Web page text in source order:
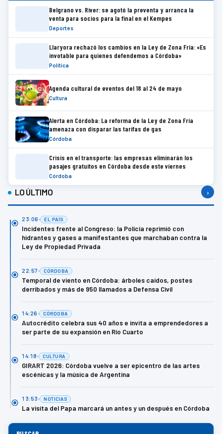
Belgrano vs. River: se agotó la preventa y arranca la
venta para socios para la final en el Kempes
Deportes
Llaryora rechazó los cambios en la Ley de Zona Fría: «Es
invotable para quienes defendemos a Córdoba»
Política
Agenda cultural de eventos del 18 al 24 de mayo
Cultura
Alerta en Córdoba: La reforma de la Ley de Zona Fría
amenaza con disparar las tarifas de gas
Córdoba
Crisis en el transporte: las empresas eliminarán los
pasajes gratuitos en Córdoba desde este viernes
Córdoba
LO ÚLTIMO ›
23:06 EL PAÍS
Incidentes frente al Congreso: la Policía reprimió con
hidrantes y gases a manifestantes que marchaban contra la
Ley de Propiedad Privada
22:57 CÓRDOBA
Temporal de viento en Córdoba: árboles caídos, postes
derribados y más de 950 llamados a Defensa Civil
14:26 CÓRDOBA
Autocrédito celebra sus 40 años e invita a emprendedores a
ser parte de su expansión en Río Cuarto
14:18 CULTURA
GIRART 2026: Córdoba vuelve a ser epicentro de las artes
escénicas y la música de Argentina
13:53 NOTICIAS
La visita del Papa marcará un antes y un después en Córdoba